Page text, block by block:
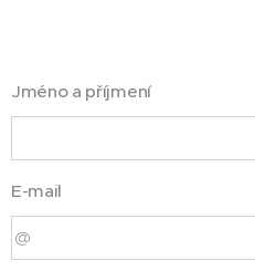
Jméno a příjmení
E-mail